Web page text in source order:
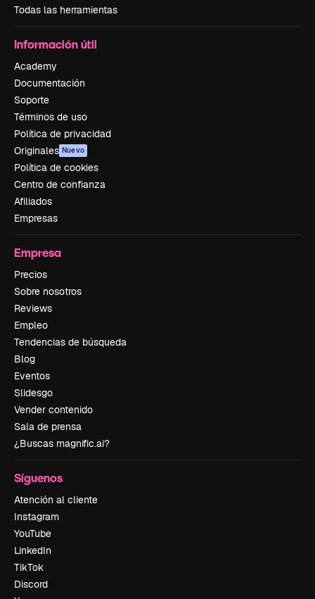
Todas las herramientas
Información útil
Academy
Documentación
Soporte
Términos de uso
Política de privacidad
Originales Nuevo
Política de cookies
Centro de confianza
Afiliados
Empresas
Empresa
Precios
Sobre nosotros
Reviews
Empleo
Tendencias de búsqueda
Blog
Eventos
Slidesgo
Vender contenido
Sala de prensa
¿Buscas magnific.ai?
Síguenos
Atención al cliente
Instagram
YouTube
LinkedIn
TikTok
Discord